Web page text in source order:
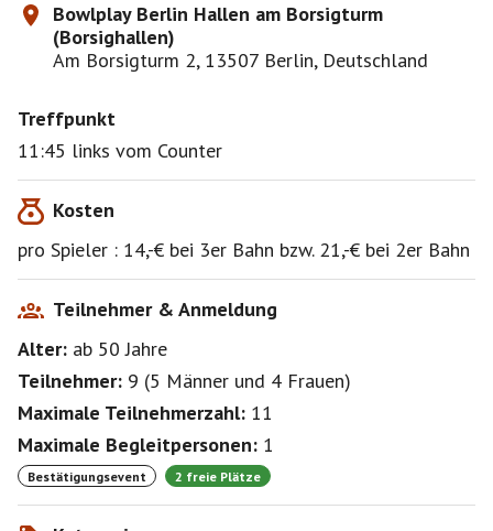
Bowlplay Berlin Hallen am Borsigturm
(Borsighallen)
Am Borsigturm 2, 13507 Berlin, Deutschland
Treffpunkt
11:45 links vom Counter
Kosten
pro Spieler : 14,-€ bei 3er Bahn bzw. 21,-€ bei 2er Bahn
Teilnehmer & Anmeldung
Alter: ab 50Jahre
Teilnehmer: 9 (5 Männer und 4 Frauen)
Maximale Teilnehmerzahl: 11
Maximale Begleitpersonen: 1
Bestätigungsevent 2 freie Plätze